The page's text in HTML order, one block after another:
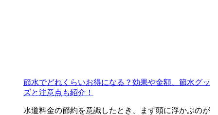
節水でどれくらいお得になる？効果や金額、節水グッ
ズと注意点も紹介！
水道料金の節約を意識したとき、まず頭に浮かぶのが